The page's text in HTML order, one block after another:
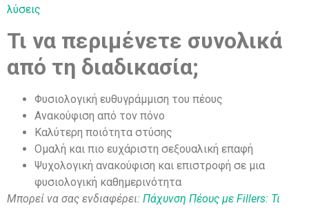
λύσεις
Τι να περιμένετε συνολικά
από τη διαδικασία;
Φυσιολογική ευθυγράμμιση του πέους
Ανακούφιση από τον πόνο
Καλύτερη ποιότητα στύσης
Ομαλή και πιο ευχάριστη σεξουαλική επαφή
Ψυχολογική ανακούφιση και επιστροφή σε μια
φυσιολογική καθημερινότητα
Μπορεί να σας ενδιαφέρει: Πάχυνση Πέους με Fillers: Τι